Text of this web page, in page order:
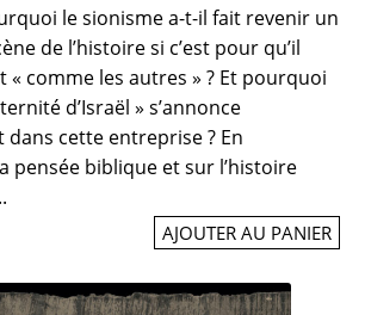
le sionisme a-t-il fait revenir un
de l’histoire si c’est pour qu’il
« comme les autres » ? Et pourquoi
d’Israël » s’annonce
cette entreprise ? En
pensée biblique et sur l’histoire
AJOUTER AU PANIER